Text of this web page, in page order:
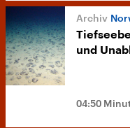
und
04:50